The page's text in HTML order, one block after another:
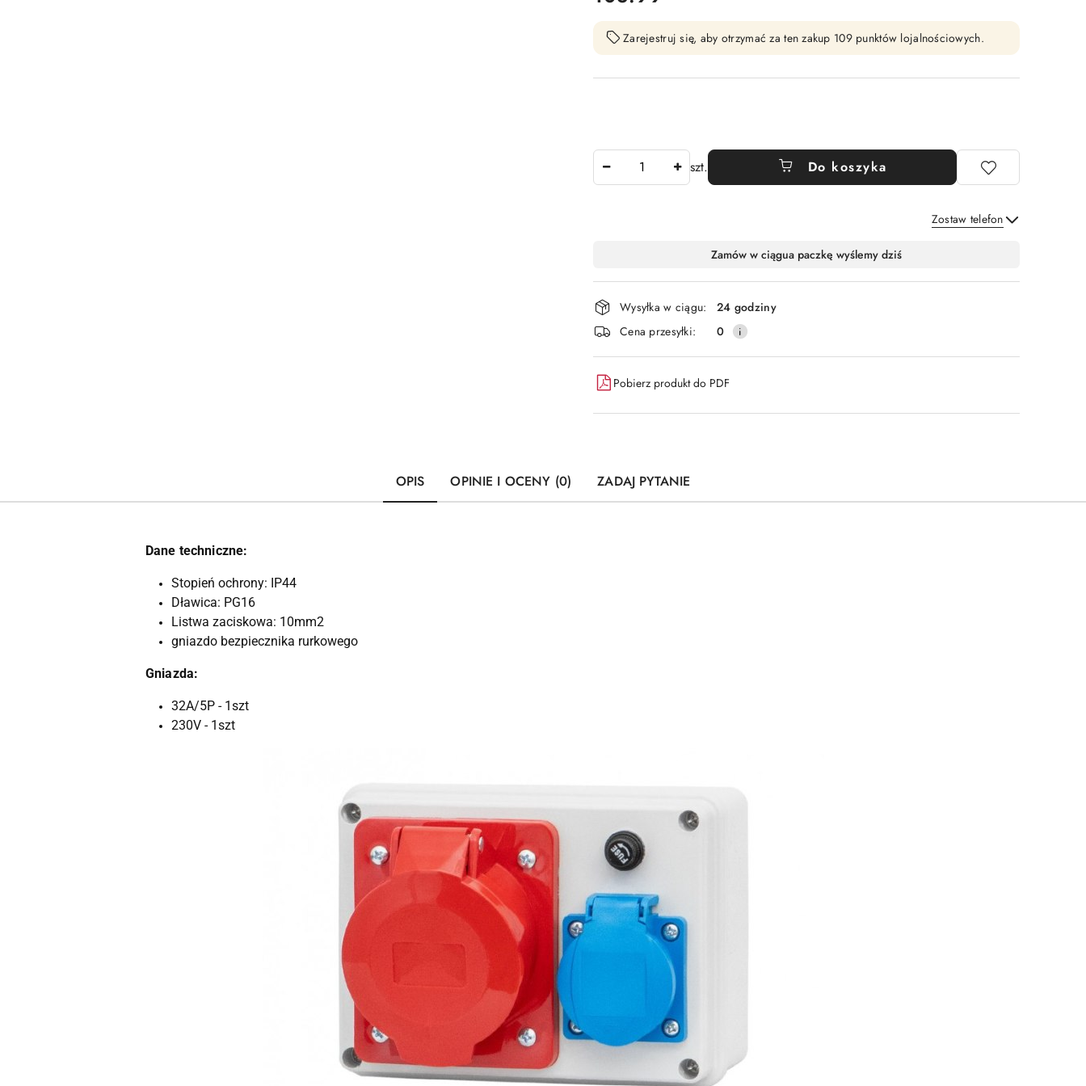
Zarejestruj się, aby otrzymać za ten zakup 109 punktów lojalnościowych.
szt. Do koszyka
Zostaw telefon
i
dostawa
Zamów w ciągua paczkę wyślemy dziś
Wysyłka w ciągu:
24 godziny
Cena przesyłki:
0
Pobierz produkt do PDF
OPIS OPINIE I OCENY (0) ZADAJ PYTANIE
Dane techniczne:
Stopień ochrony: IP44
Dławica: PG16
Listwa zaciskowa: 10mm2
gniazdo bezpiecznika rurkowego
Gniazda:
32A/5P - 1szt
230V - 1szt